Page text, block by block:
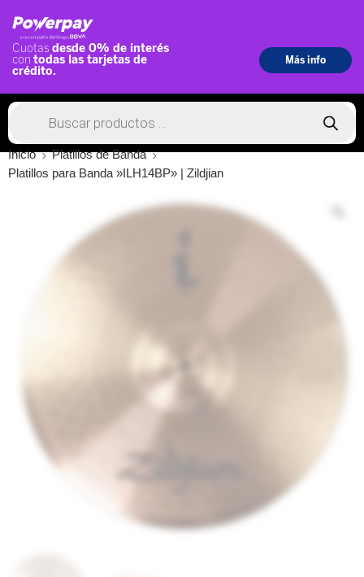
Inicio
Platillos de Banda
Platillos para Banda »ILH14BP» | Zildjian